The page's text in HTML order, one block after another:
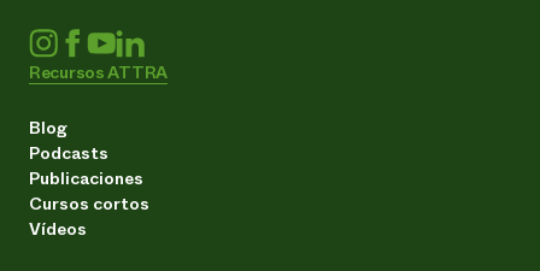
Recursos ATTRA
Blog
Podcasts
Publicaciones
Cursos cortos
Vídeos